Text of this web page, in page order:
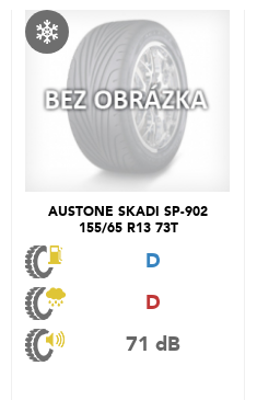
AUSTONE SKADI SP-902
155/65 R13 73T
D
D
71 dB